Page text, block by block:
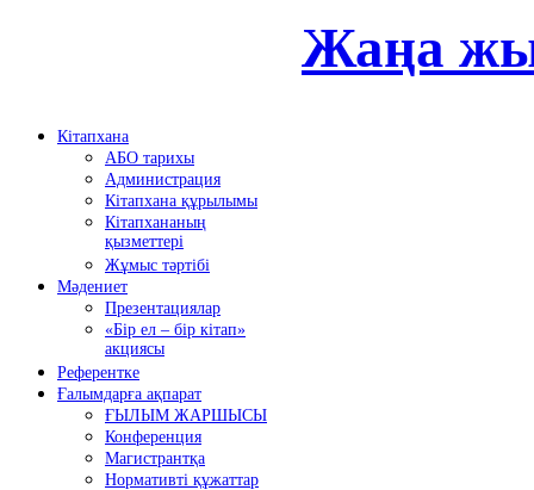
Жаңа
Кітапхана
АБО тарихы
Администрация
Кітапхана құрылымы
Кітапхананың
қызметтері
Жұмыс тәртібі
Мәдениет
Презентациялар
«Бір ел – бір кітап»
акциясы
Референтке
Ғалымдарға ақпарат
ҒЫЛЫМ ЖАРШЫСЫ
Конференция
Магистрантқа
Нормативті құжаттар